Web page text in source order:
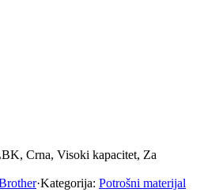
Crna, Visoki kapacitet, Za
·Kategorija: Potrošni materijal